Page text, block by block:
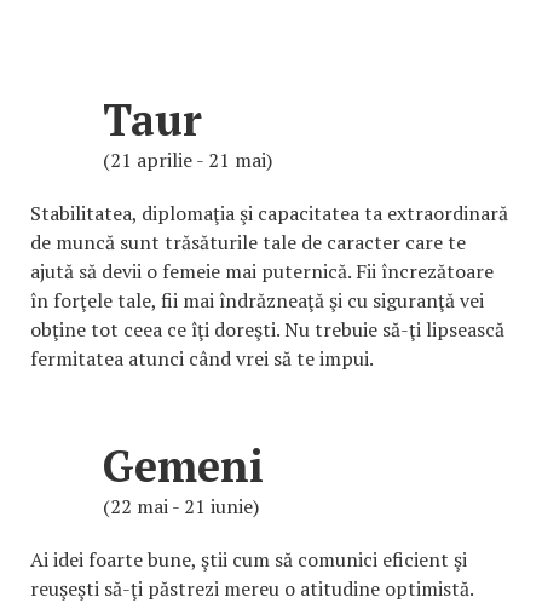
Taur
(21 aprilie - 21 mai)
Stabilitatea, diplomaţia şi capacitatea ta extraordinară
de muncă sunt trăsăturile tale de caracter care te
ajută să devii o femeie mai puternică. Fii încrezătoare
în forţele tale, fii mai îndrăzneaţă şi cu siguranţă vei
obţine tot ceea ce îţi doreşti. Nu trebuie să-ţi lipsească
fermitatea atunci când vrei să te impui.
Gemeni
(22 mai - 21 iunie)
Ai idei foarte bune, ştii cum să comunici eficient şi
reuşeşti să-ţi păstrezi mereu o atitudine optimistă.